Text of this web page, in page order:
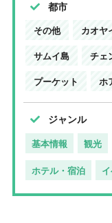
都市
その他 カオヤ
サムイ島 チェ
プーケット ホ
ジャンル
基本情報 観光
ホテル・宿泊